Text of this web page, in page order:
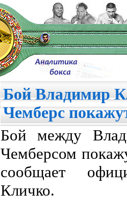
Бой Владимир
Чемберс
Бой между
Чемберсом
сообщает
Кличко.